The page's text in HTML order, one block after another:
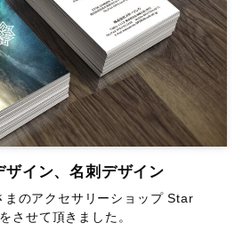
イン、名刺デザイン
まのアクセサリーショップ Star
させて頂きました。